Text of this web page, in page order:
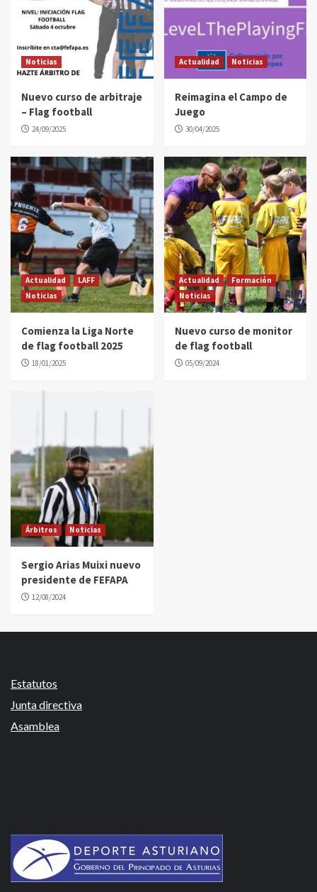
Noticias
Nuevo curso de arbitraje
– Flag football
24/09/2025
Actualidad Noticias
Reimagina el Campo de
Juego
30/04/2025
Actualidad
LAFF
Noticias
Comienza la Liga Norte
de flag football 2025
18/01/2025
Actualidad
Formación
Noticias
Nuevo curso de monitor
de flag football
05/09/2024
Árbitros Noticias
Sergio Arias Muixi nuevo
presidente de FEFAPA
12/08/2024
Estatutos
Junta directiva
Asamblea